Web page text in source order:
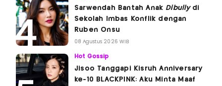
Sarwendah Bantah Anak Dibullydi
Sekolah Imbas Konflik dengan
Ruben Onsu
08 Agustus 2026 WIB
Hot Gossip
Jisoo Tanggapi Kisruh Anniversary
ke-10 BLACKPINK: Aku Minta Maaf